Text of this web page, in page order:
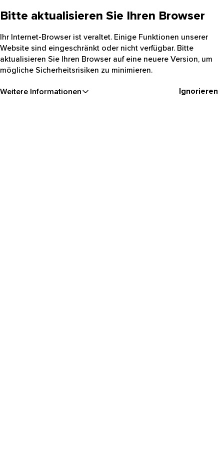
Bitte aktualisieren Sie Ihren Browser
Ihr Internet-Browser ist veraltet. Einige Funktionen unserer
Website sind eingeschränkt oder nicht verfügbar. Bitte
aktualisieren Sie Ihren Browser auf eine neuere Version, um
mögliche Sicherheitsrisiken zu minimieren.
Weitere Informationen Ignorieren